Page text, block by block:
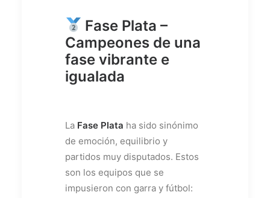
Fase Plata –
Campeones de una
fase vibrante e
igualada
La Fase Plata ha sido sinónimo
de emoción, equilibrio y
partidos muy disputados. Estos
son los equipos que se
impusieron con garra y fútbol: